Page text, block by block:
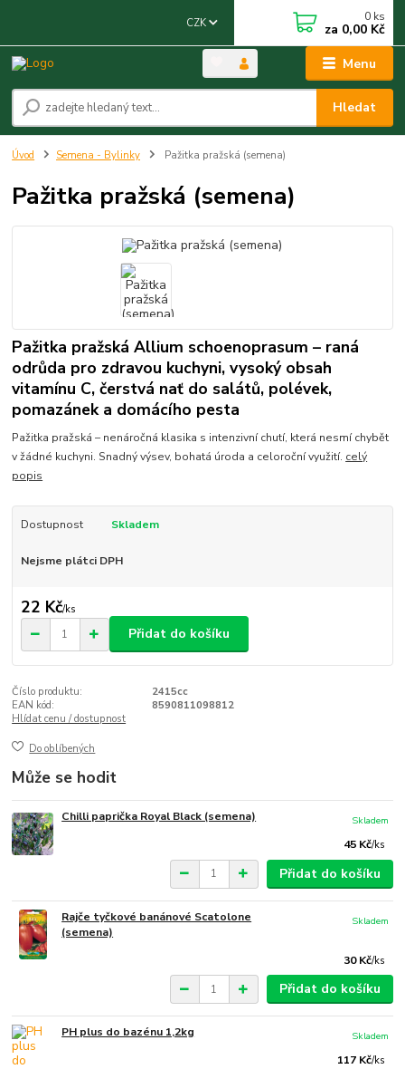
Menu
CZK
Hledat
0 ks
za 0,00 Kč
Úvod Semena - Bylinky Pažitka pražská (semena)
Pažitka pražská (semena)
Pažitka pražská Allium schoenoprasum – raná
odrůda pro zdravou kuchyni, vysoký obsah
vitamínu C, čerstvá nať do salátů, polévek,
pomazánek a domácího pesta
Pažitka pražská – nenáročná klasika s intenzivní chutí, která nesmí chybět
v žádné kuchyni. Snadný výsev, bohatá úroda a celoroční využití. celý
popis
Dostupnost Skladem
Nejsme plátci DPH
22 Kč/ks
Přidat do košíku
Číslo produktu:
2415cc
EAN kód:
8590811098812
Hlídat cenu / dostupnost
Do oblíbených
Může se hodit
Chilli paprička Royal Black (semena)
45 Kč/ks
Skladem
Přidat do košíku
Rajče tyčkové banánové Scatolone
(semena)
30 Kč/ks
Skladem
Přidat do košíku
PH plus do bazénu 1,2kg
117 Kč/ks
Skladem